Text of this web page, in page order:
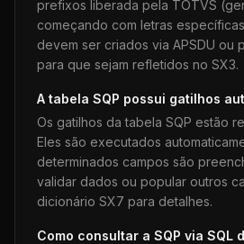
prefixos liberada pela TOTVS
começando com letras
devem ser criados via APSDU ou
para que sejam refletidos no SX3.
A tabela SQP possui gatilhos
Os gatilhos da tabela SQP estão
Eles são executados
determinados campos são
validar dados ou popular outros
dicionário SX7 para detalhes.
Como consultar a SQP via SQL